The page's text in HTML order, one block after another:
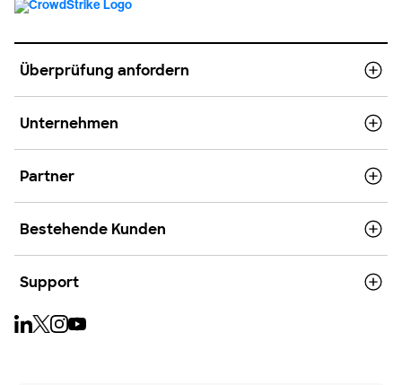
Überprüfung anfordern
Unternehmen
Partner
Bestehende Kunden
Support